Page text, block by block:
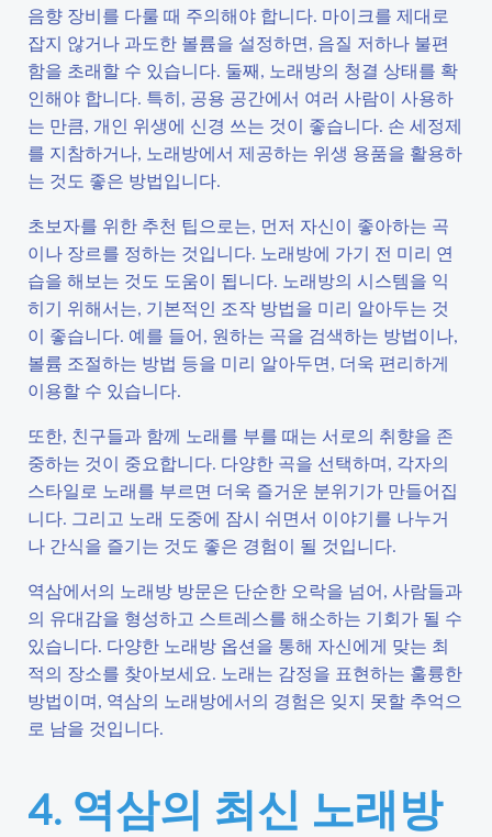
음향 장비를 다룰 때 주의해야 합니다. 마이크를 제대로
잡지 않거나 과도한 볼륨을 설정하면, 음질 저하나 불편
함을 초래할 수 있습니다. 둘째, 노래방의 청결 상태를 확
인해야 합니다. 특히, 공용 공간에서 여러 사람이 사용하
는 만큼, 개인 위생에 신경 쓰는 것이 좋습니다. 손 세정제
를 지참하거나, 노래방에서 제공하는 위생 용품을 활용하
는 것도 좋은 방법입니다.
초보자를 위한 추천 팁으로는, 먼저 자신이 좋아하는 곡
이나 장르를 정하는 것입니다. 노래방에 가기 전 미리 연
습을 해보는 것도 도움이 됩니다. 노래방의 시스템을 익
히기 위해서는, 기본적인 조작 방법을 미리 알아두는 것
이 좋습니다. 예를 들어, 원하는 곡을 검색하는 방법이나,
볼륨 조절하는 방법 등을 미리 알아두면, 더욱 편리하게
이용할 수 있습니다.
또한, 친구들과 함께 노래를 부를 때는 서로의 취향을 존
중하는 것이 중요합니다. 다양한 곡을 선택하며, 각자의
스타일로 노래를 부르면 더욱 즐거운 분위기가 만들어집
니다. 그리고 노래 도중에 잠시 쉬면서 이야기를 나누거
나 간식을 즐기는 것도 좋은 경험이 될 것입니다.
역삼에서의 노래방 방문은 단순한 오락을 넘어, 사람들과
의 유대감을 형성하고 스트레스를 해소하는 기회가 될 수
있습니다. 다양한 노래방 옵션을 통해 자신에게 맞는 최
적의 장소를 찾아보세요. 노래는 감정을 표현하는 훌륭한
방법이며, 역삼의 노래방에서의 경험은 잊지 못할 추억으
로 남을 것입니다.
4. 역삼의 최신 노래방